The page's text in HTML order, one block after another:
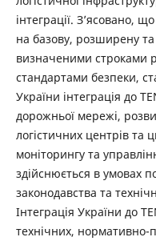
інтеграції. З’ясовано,
на базову, розширену
визначеними строками
стандартами безпеки,
України інтеграція до
дорожньої мережі,
логістичних центрів
моніторингу та
здійснюється в умовах
законодавства та
Інтеграція України до
технічних, нормативно-